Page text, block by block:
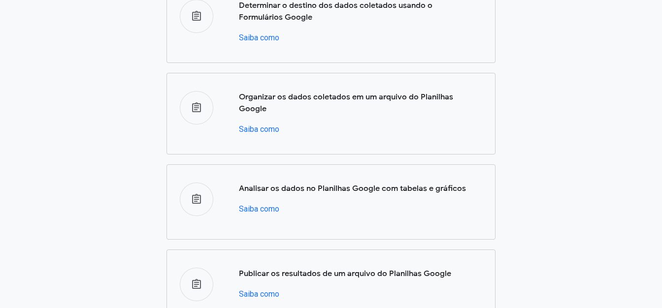
Determinar o destino dos dados coletados usando o
Formulários Google
Saiba como
Organizar os dados coletados em um arquivo do Planilhas
Google
Saiba como
Analisar os dados no Planilhas Google com tabelas e gráficos
Saiba como
Publicar os resultados de um arquivo do Planilhas Google
Saiba como